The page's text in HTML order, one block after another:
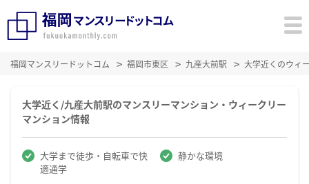
福岡マンスリードットコム 福岡市東区 九産大前駅 大学近くのウィ
大学近く/九産大前駅のマンスリーマンション・ウィークリー
マンション情報
大学まで徒歩・自転車で快
適通学
静かな環境